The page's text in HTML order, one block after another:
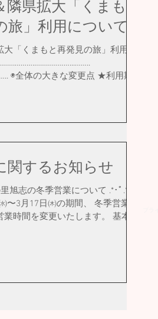
隣県拡大「くまも
旅」利用について
「くまもと再発見の旅」利用に
全体の大きな変更点 ★利用期
関するお知らせ
旭志の冬季営業について .*･ﾟ.*･ﾟ
〜3月17日㈭の期間、 冬季営業と
業時間を変更いたします。 基本的